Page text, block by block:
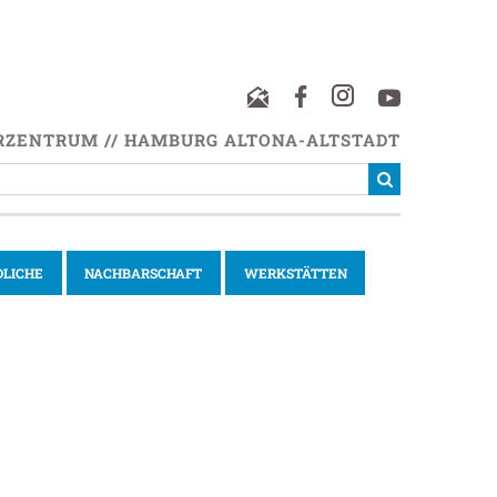
// HAMBURG ALTONA-ALTSTADT
NACHBARSCHAFT WERKSTÄTTEN